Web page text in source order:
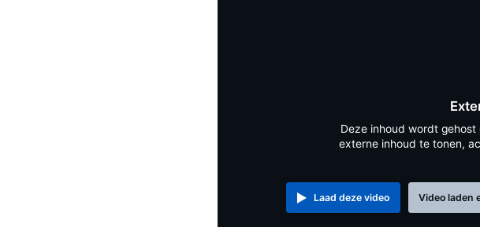
Deze inhoud wordt
externe inhoud te tonen,
Laad deze video Video laden